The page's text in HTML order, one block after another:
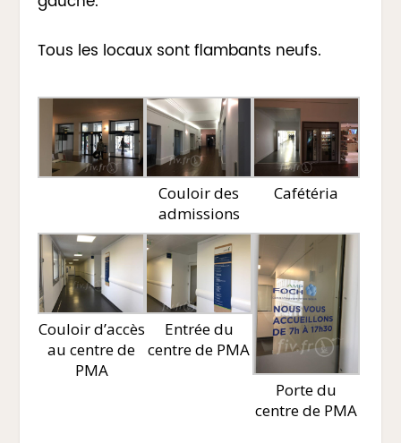
Tous les locaux sont flambants neufs.
Couloir des
admissions
Cafétéria
Couloir d’accès
au centre de
PMA
Entrée du
centre de PMA
Porte du
centre de PMA